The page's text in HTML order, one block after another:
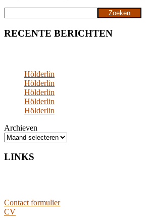
Zoeken
RECENTE BERICHTEN
Hölderlin
Hölderlin
Hölderlin
Hölderlin
Hölderlin
Archieven
LINKS
Contact formulier
CV